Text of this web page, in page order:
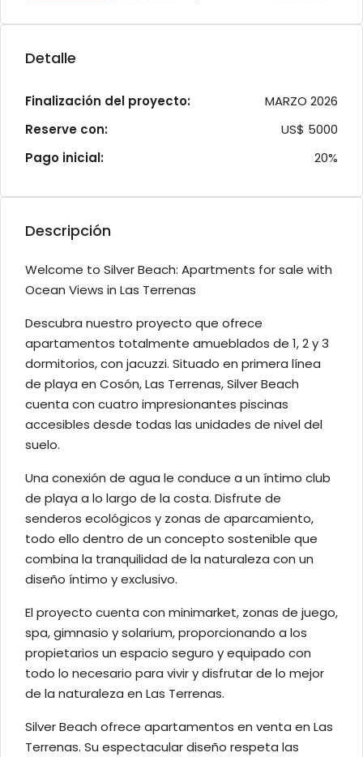
Detalle
Finalización del proyecto:
MARZO 2026
Reserve con:
US$ 5000
Pago inicial:
20%
Descripción
Welcome to Silver Beach: Apartments for sale with
Ocean Views in Las Terrenas
Descubra nuestro proyecto que ofrece
apartamentos totalmente amueblados de 1, 2 y 3
dormitorios, con jacuzzi. Situado en primera línea
de playa en Cosón, Las Terrenas, Silver Beach
cuenta con cuatro impresionantes piscinas
accesibles desde todas las unidades de nivel del
suelo.
Una conexión de agua le conduce a un íntimo club
de playa a lo largo de la costa. Disfrute de
senderos ecológicos y zonas de aparcamiento,
todo ello dentro de un concepto sostenible que
combina la tranquilidad de la naturaleza con un
diseño íntimo y exclusivo.
El proyecto cuenta con minimarket, zonas de juego,
spa, gimnasio y solarium, proporcionando a los
propietarios un espacio seguro y equipado con
todo lo necesario para vivir y disfrutar de lo mejor
de la naturaleza en Las Terrenas.
Silver Beach ofrece apartamentos en venta en Las
Terrenas. Su espectacular diseño respeta las